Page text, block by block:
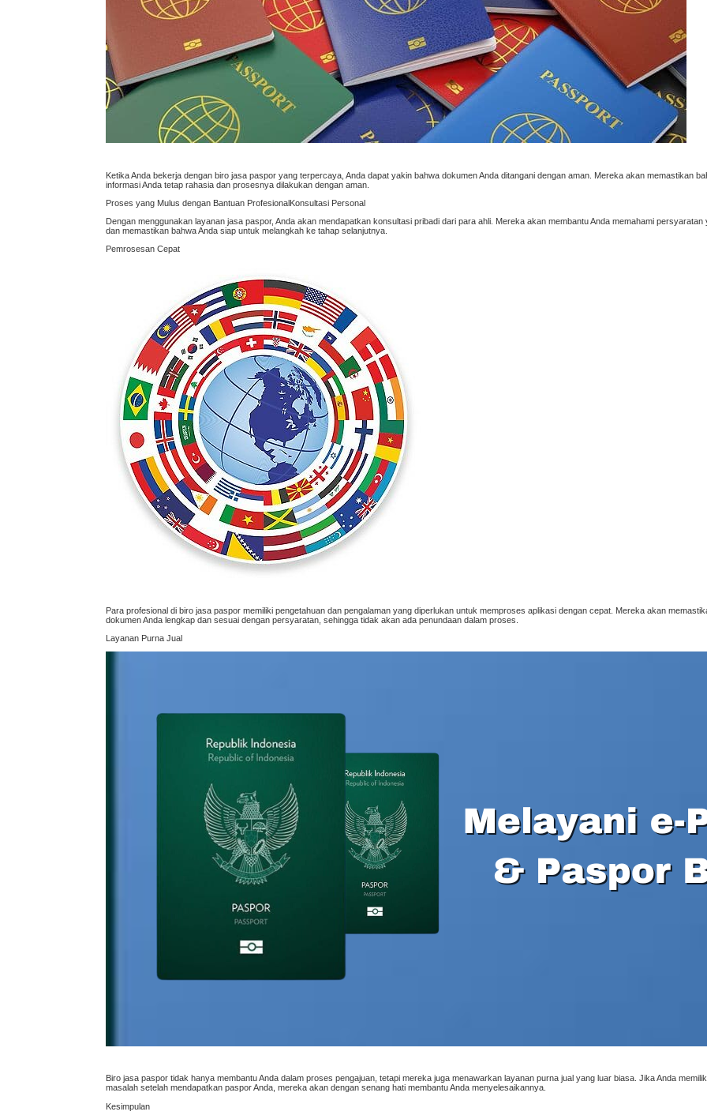
Ketika Anda bekerja dengan biro jasa paspor yang terpercaya, Anda dapat yakin bahwa dokumen Anda ditangani dengan aman. Mereka akan memastikan
informasi Anda tetap rahasia dan prosesnya dilakukan dengan aman.
Proses yang Mulus dengan Bantuan ProfesionalKonsultasi Personal
Dengan menggunakan layanan jasa paspor, Anda akan mendapatkan konsultasi pribadi dari para ahli. Mereka akan membantu Anda memahami persyaratan
dan memastikan bahwa Anda siap untuk melangkah ke tahap selanjutnya.
Pemrosesan Cepat
Para profesional di biro jasa paspor memiliki pengetahuan dan pengalaman yang diperlukan untuk memproses aplikasi dengan cepat. Mereka akan
dokumen Anda lengkap dan sesuai dengan persyaratan, sehingga tidak akan ada penundaan dalam proses.
Layanan Purna Jual
Biro jasa paspor tidak hanya membantu Anda dalam proses pengajuan, tetapi mereka juga menawarkan layanan purna jual yang luar biasa. Jika Anda
masalah setelah mendapatkan paspor Anda, mereka akan dengan senang hati membantu Anda menyelesaikannya.
Kesimpulan